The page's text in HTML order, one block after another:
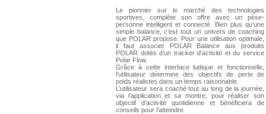
Le pionnier sur le marché des technologies
sportives, complète son offre avec un pèse-
personne intelligent et connecté. Bien plus qu’une
simple balance, c’est tout un univers de coaching
que POLAR propose. Pour une utilisation optimale,
il faut associer POLAR Balance aux produits
POLAR dotés d’un tracker d’activité et du service
Polar Flow.
Grâce à cette interface ludique et fonctionnelle,
l’utilisateur détermine des objectifs de perte de
poids réalistes dans un temps raisonnable.
L’utilisateur sera coaché tout au long de la journée,
via l’application et sa montre, pour réaliser son
objectif d’activité quotidienne et bénéficiera de
conseils pour l’atteindre